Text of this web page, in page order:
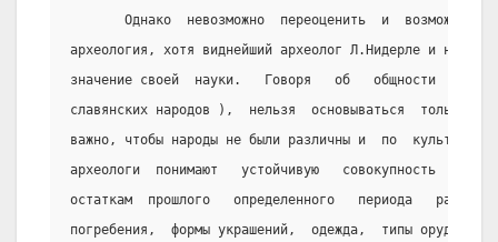
Однако  невозможно  переоценить  и  возможность
археология, хотя виднейший археолог Л.Нидерле и не
значение своей  науки.   Говоря   об   общности
славянских народов ),  нельзя  основываться  только
важно, чтобы народы не были различны и  по
археологи  понимают   устойчивую   совокупность
остаткам  прошлого   определенного   периода
погребения,  формы украшений,  одежда,  типы орудий,